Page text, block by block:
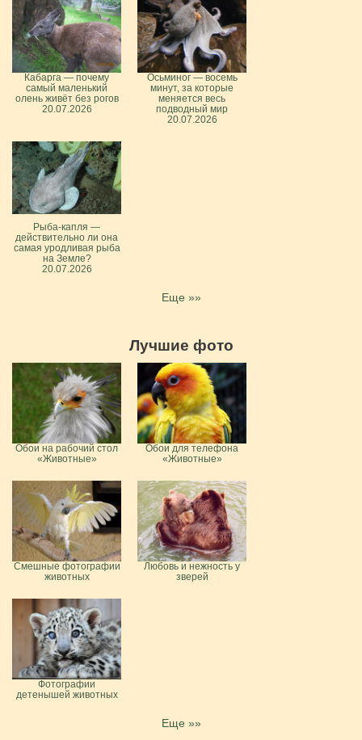
Кабарга — почему
самый маленький
олень живёт без рогов
20.07.2026
Осьминог — восемь
минут, за которые
меняется весь
подводный мир
20.07.2026
Рыба-капля —
действительно ли она
самая уродливая рыба
на Земле?
20.07.2026
Еще »»
Лучшие фото
Обои на рабочий стол
«Животные»
Обои для телефона
«Животные»
Смешные фотографии
животных
Любовь и нежность у
зверей
Фотографии
детенышей животных
Еще »»